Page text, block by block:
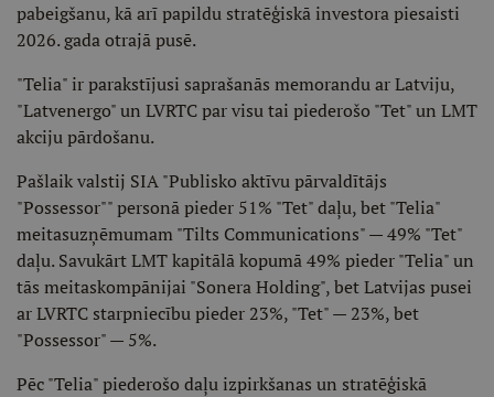
pabeigšanu, kā arī papildu stratēģiskā investora piesaisti
2026. gada otrajā pusē.
"Telia" ir parakstījusi saprašanās memorandu ar Latviju,
"Latvenergo" un LVRTC par visu tai piederošo "Tet" un LMT
akciju pārdošanu.
Pašlaik valstij SIA "Publisko aktīvu pārvaldītājs
"Possessor"" personā pieder 51% "Tet" daļu, bet "Telia"
meitasuzņēmumam "Tilts Communications" — 49% "Tet"
daļu. Savukārt LMT kapitālā kopumā 49% pieder "Telia" un
tās meitaskompānijai "Sonera Holding", bet Latvijas pusei
ar LVRTC starpniecību pieder 23%, "Tet" — 23%, bet
"Possessor" — 5%.
Pēc "Telia" piederošo daļu izpirkšanas un stratēģiskā